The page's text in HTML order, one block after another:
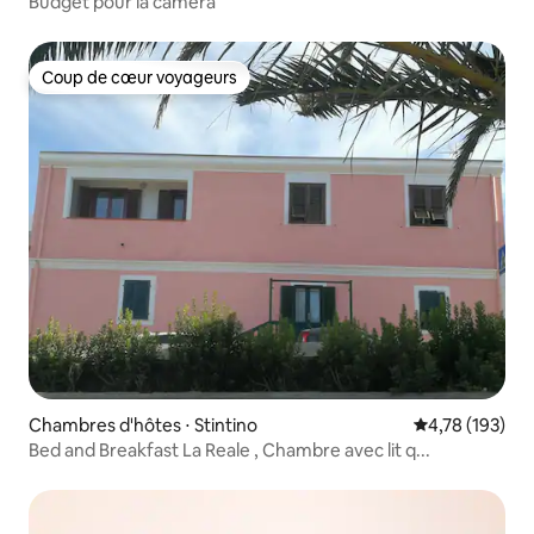
Coup de cœur voyageurs
Coup de cœur voyageurs
Chambres d'hôtes ⋅ Stintino Évaluation
4,78 (193)
Bed and Breakfast La Reale , Chambre avec lit q...